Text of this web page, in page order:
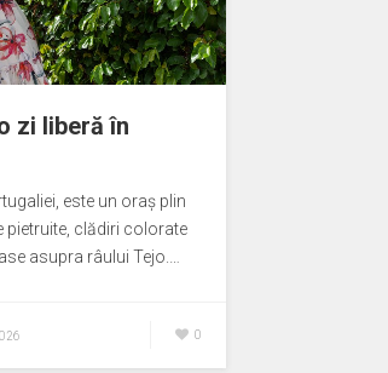
zi liberă în
este un oraș plin
pietruite, clădiri colorate
asupra râului Tejo.…
0